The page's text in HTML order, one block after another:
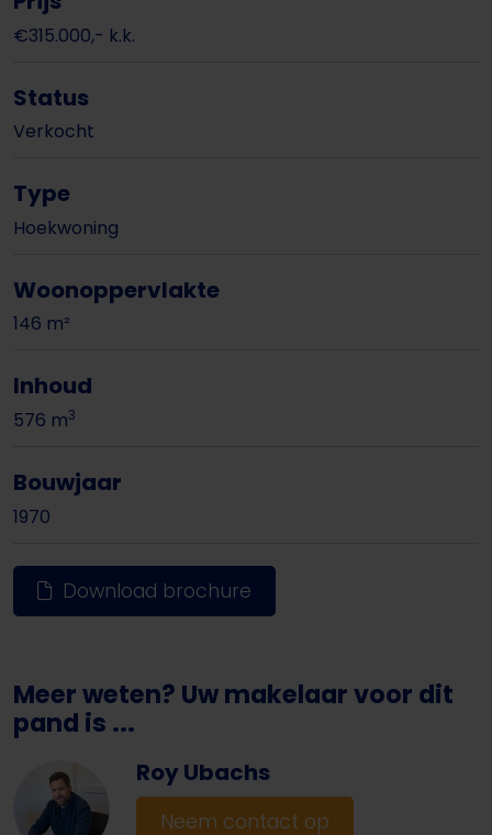
€315.000,- k.k.
Status
Verkocht
Type
Hoekwoning
Woonoppervlakte
146 m²
Inhoud
576 m3
Bouwjaar
1970
Download brochure
Meer weten? Uw makelaar voor dit
pand is ...
Roy Ubachs
Neem contact op